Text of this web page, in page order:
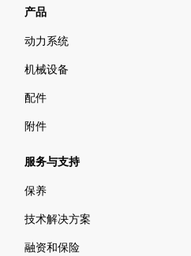
产品
动力系统
机械设备
配件
附件
服务与支持
保养
技术解决方案
融资和保险